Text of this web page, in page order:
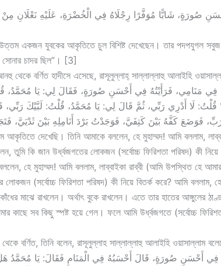
উত্তম একজন যুবকের আকৃতিতে চুল বিশিষ্ট দেখেছেন। তার পদপযুগল
সোনার চাদর ছিল”। [3]
থেকে বর্ণিত হাদীসে এসেছে, রাসূলুল্লাহ‌্ সাল্লাল্লাহু আলাইহি
قُلْتُ: لَا أَدْرِي رَبِّي، ثُمَّ قَالَ لِي: يَا مُحَمَّدُ، قُلْتُ: لَبَّيْكَ رَبِّي،
দেখেছি। তিনি আমাকে বললেন, হে মুহাম্মদ! আমি বললাম,
তুমি কি জান উর্ধ্বজগতের লোকজন (সর্বোচ্চ ফিরিশতা পরিষদ) কী
হে মুহাম্মদ! আমি বললাম, লাব্বাইকা রাব্বী (আমি উপস্থিত হে
লোকজন (সর্বোচ্চ ফিরিশতা পরিষদ) কী নিয়ে বিতর্ক করে? আমি
মাঝে রাখলেন। অর্থাৎ বুকে রাখলেন। এতে তার হাতের আঙ্গুলের
কাছে সব কিছু স্পষ্ট হয়ে গেল। ফলে আমি উর্ধ্বজগতে (সর্বোচ্চ
বর্ণিত, তিনি বলেন, রাসূলুল্লাহ সাল্লাল্লাহু আলাইহি ওয়াসাল্লাম